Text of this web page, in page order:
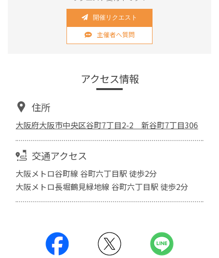
開催リクエスト
主催者へ質問
アクセス情報
住所
大阪府大阪市中央区谷町7丁目2-2 新谷町7丁目306
交通アクセス
大阪メトロ谷町線 谷町六丁目駅 徒歩2分
大阪メトロ長堀鶴見緑地線 谷町六丁目駅 徒歩2分